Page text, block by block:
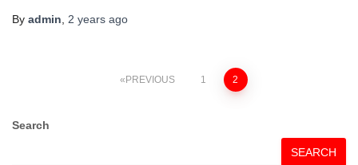
By admin 2 years ago
pagination
PREVIOUS 1 2
Search
SEARCH